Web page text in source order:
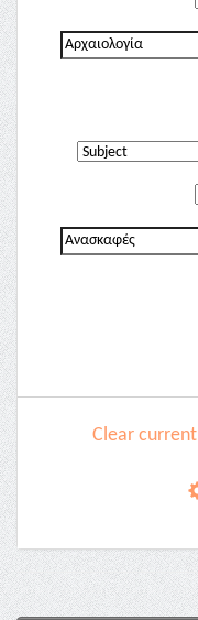
Clear